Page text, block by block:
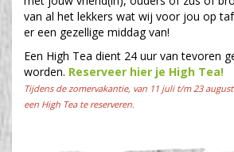
van al het lekkers wat wij voor jou op
er een gezellige middag van!
Een High Tea dient 24 uur van tevoren
worden. Reserveer hier je High Tea!
Tijdens de zomervakantie, van 11 juli t/m 23
een High Tea te reserveren.